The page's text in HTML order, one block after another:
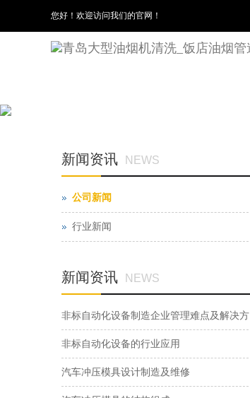
您好！欢迎访问我们的官网！
新闻资讯 NEWS
公司新闻
行业新闻
新闻资讯 NEWS
非标自动化设备制造企业管理难点及解决方
案
非标自动化设备的行业应用
汽车冲压模具设计制造及维修